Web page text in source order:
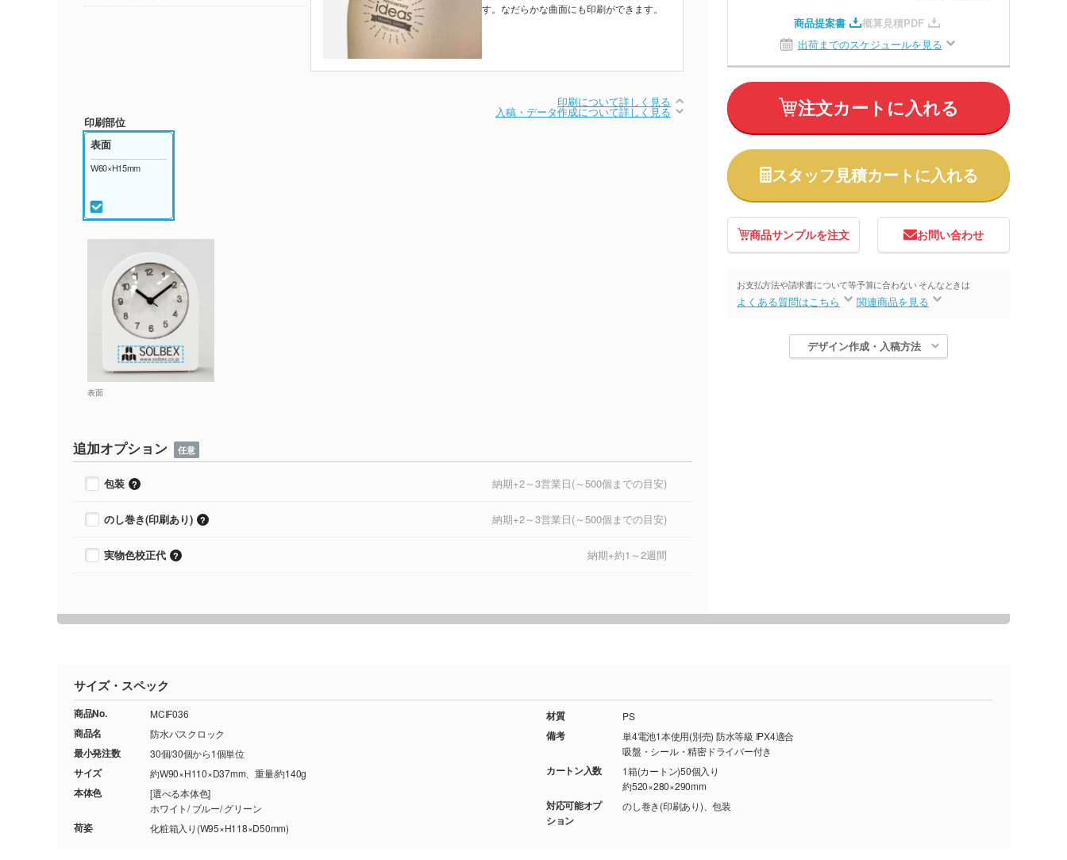
す。なだらかな曲面にも印刷ができます。
印刷について詳しく見る
入稿・データ作成について詳しく見る
印刷部位
表面
W60×H15mm
表面
追加オプション 任意
包装 納期+2～3営業日(～500個までの目安)
のし巻き(印刷あり) 納期+2～3営業日(～500個までの目安)
実物色校正代 納期+約1～2週間
商品提案書
概算見積PDF
出荷までのスケジュールを見る
注文カートに入れる
スタッフ見積カートに入れる
商品サンプルを注文 お問い合わせ
お支払方法や請求書について等
よくある質問はこちら
予算に合わない そんなときは
関連商品を見る
デザイン作成・入稿方法
サイズ・スペック
商品No. MCIF036
商品名 防水バスクロック
最小発注数 30個/30個から1個単位
サイズ 約W90×H110×D37mm、重量/約140g
本体色
[選べる本体色]
ホワイト/ ブルー/ グリーン
荷姿 化粧箱入り(W95×H118×D50mm)
材質 PS
備考
単4電池1本使用(別売) 防水等級 IPX4適合
吸盤・シール・精密ドライバー付き
カートン入数
1箱(カートン)50個入り
約520×280×290mm
対応可能オプ
ション
のし巻き(印刷あり)、包装